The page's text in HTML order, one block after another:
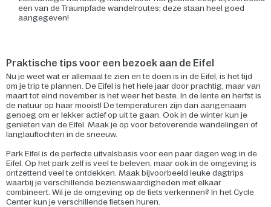
een van de Traumpfade wandelroutes; deze staan heel goed
aangegeven!
Praktische tips voor een bezoek aan de Eifel
Nu je weet wat er allemaal te zien en te doen is in de Eifel, is het tijd
om je trip te plannen. De Eifel is het hele jaar door prachtig, maar van
maart tot eind november is het weer het beste. In de lente en herfst is
de natuur op haar mooist! De temperaturen zijn dan aangenaam
genoeg om er lekker actief op uit te gaan. Ook in de winter kun je
genieten van de Eifel. Maak je op voor betoverende wandelingen of
langlauftochten in de sneeuw.
Park Eifel is de perfecte uitvalsbasis voor een paar dagen weg in de
Eifel. Op het park zelf is veel te beleven, maar ook in de omgeving is
ontzettend veel te ontdekken. Maak bijvoorbeeld leuke dagtrips
waarbij je verschillende bezienswaardigheden met elkaar
combineert. Wil je de omgeving op de fiets verkennen? In het Cycle
Center kun je verschillende fietsen huren.